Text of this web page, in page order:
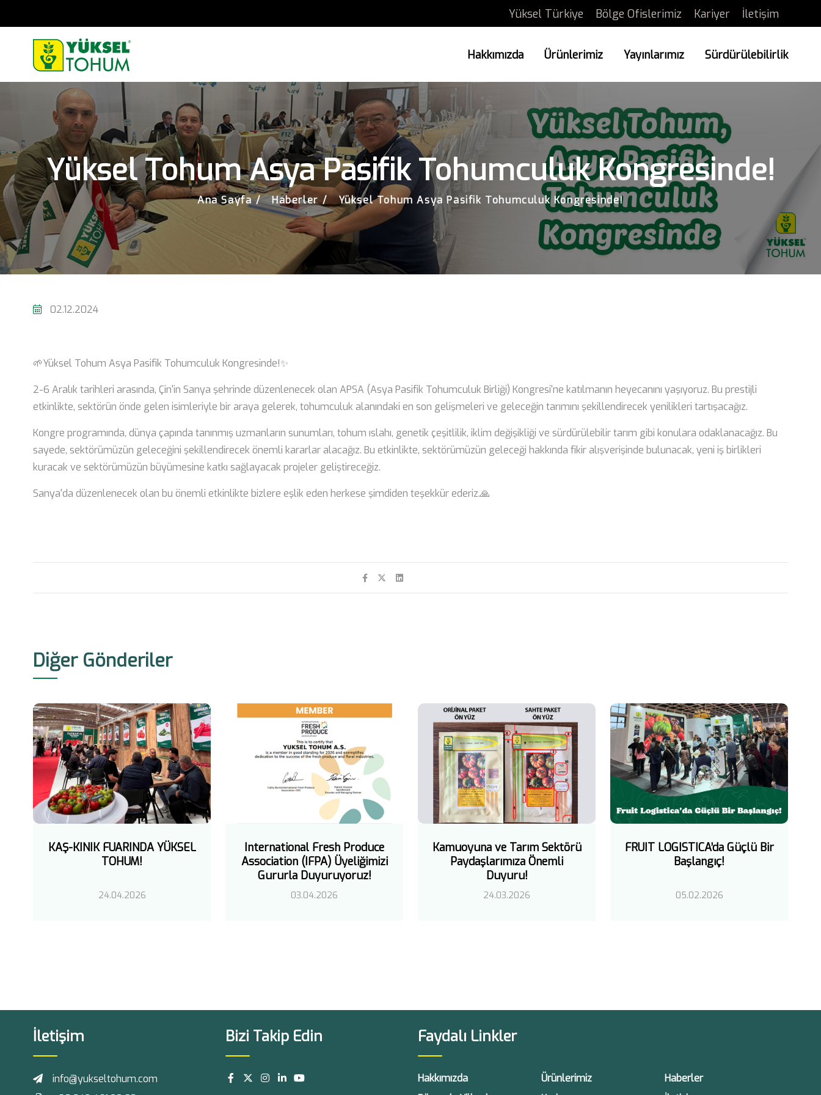
Yüksel Türkiye Bölge Ofislerimiz Kariyer İletişim
Hakkımızda Ürünlerimiz Yayınlarımız Sürdürülebilirlik
Yüksel Tohum Asya Pasifik Tohumculuk Kongresinde!
Ana Sayfa Haberler Yüksel Tohum Asya Pasifik Tohumculuk Kongresinde!
02.12.2024
🌱Yüksel Tohum Asya Pasifik Tohumculuk Kongresinde!✨
2-6 Aralık tarihleri arasında, Çin'in Sanya şehrinde düzenlenecek olan APSA (Asya Pasifik Tohumculuk Birliği) Kongresi'ne katılmanın heyecanını yaşıyoruz. Bu prestijli
etkinlikte, sektörün önde gelen isimleriyle bir araya gelerek, tohumculuk alanındaki en son gelişmeleri ve geleceğin tarımını şekillendirecek yenilikleri tartışacağız.
Kongre programında, dünya çapında tanınmış uzmanların sunumları, tohum ıslahı, genetik çeşitlilik, iklim değişikliği ve sürdürülebilir tarım gibi konulara odaklanacağız. Bu
sayede, sektörümüzün geleceğini şekillendirecek önemli kararlar alacağız. Bu etkinlikte, sektörümüzün geleceği hakkında fikir alışverişinde bulunacak, yeni iş birlikleri
kuracak ve sektörümüzün büyümesine katkı sağlayacak projeler geliştireceğiz.
Sanya'da düzenlenecek olan bu önemli etkinlikte bizlere eşlik eden herkese şimdiden teşekkür ederiz.🙏
Diğer Gönderiler
KAŞ-KINIK FUARINDA YÜKSEL
TOHUM!
24.04.2026
International Fresh Produce
Association (IFPA) Üyeliğimizi
Gururla Duyuruyoruz!
03.04.2026
Kamuoyuna ve Tarım Sektörü
Paydaşlarımıza Önemli
Duyuru!
24.03.2026
FRUIT LOGISTICA’da Güçlü Bir
Başlangıç!
05.02.2026
İletişim
info@yukseltohum.com
Bizi Takip Edin Faydalı Linkler
Hakkımızda Ürünlerimiz
Haberler